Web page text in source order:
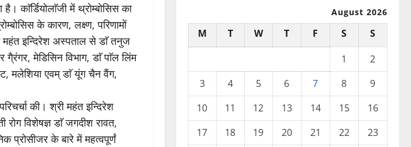
काॅर्डियोलाॅजी में थ्रोम्बोसिस का
के कारण, लक्ष्ण, परिणामों
महंत इन्दिरेश अस्पताल से डाॅ तनुज
मेडिसिन विभाग, डाॅ पाॅल लिंम
मलेशिया एवम् डाॅ यूंग चैन वैंग,
की। श्री महंत इन्दिरेश
रोग विशेषज्ञ डाॅ जगदीश रावत,
प्रोसीजर के बारे में महत्वपूर्णं
August 2026
M T W T F S
S
1
2
3
4 5 6 7 8
9
10
11 12 13 14 15
16
17
18 19 20 21 22
23